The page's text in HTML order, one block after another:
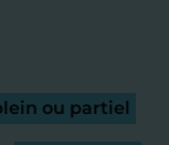
ou partiel